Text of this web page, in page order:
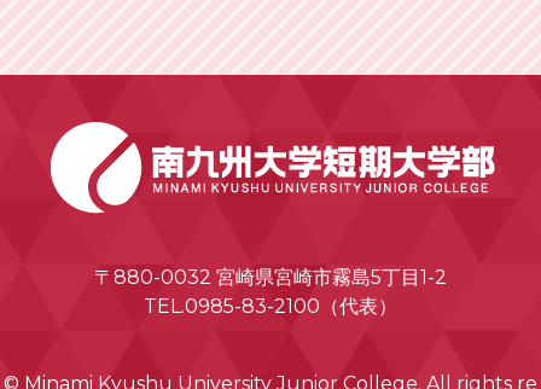
〒880-0032 宮崎県宮崎市霧島5丁目1-2
TEL.0985-83-2100（代表）
© Minami Kyushu University Junior College. All rights re